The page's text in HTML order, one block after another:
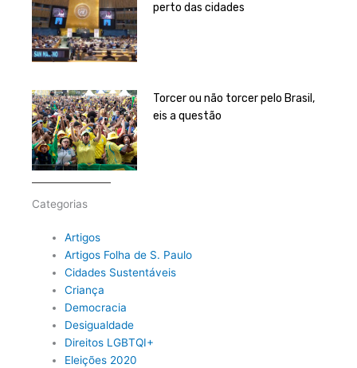
perto das cidades
Torcer ou não torcer pelo Brasil,
eis a questão
Categorias
Artigos
Artigos Folha de S. Paulo
Cidades Sustentáveis
Criança
Democracia
Desigualdade
Direitos LGBTQI+
Eleições 2020